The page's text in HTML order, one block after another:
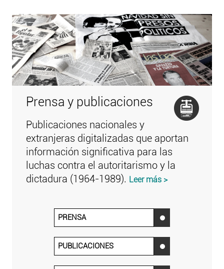
Prensa y publicaciones
Publicaciones nacionales y
extranjeras digitalizadas que aportan
información significativa para las
luchas contra el autoritarismo y la
dictadura (1964-1989). Leer más >
PRENSA ‌
PUBLICACIONES ‌